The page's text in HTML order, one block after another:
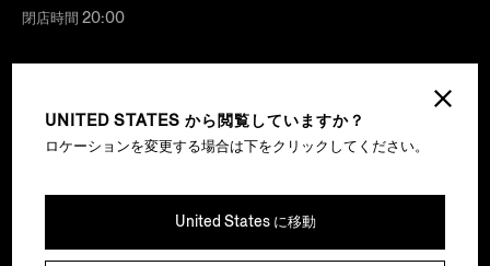
閉店時間 20:00
主役はあなたです
UNITED STATES から閲覧していますか？
ロケーションを変更する場合は下をクリックしてください。
United States に移動